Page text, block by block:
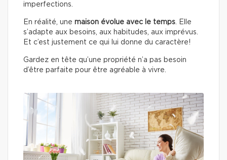
imperfections.
En réalité, une maison évolue avec le temps . Elle
s’adapte aux besoins, aux habitudes, aux imprévus.
Et c’est justement ce qui lui donne du caractère!
Gardez en tête qu’une propriété n’a pas besoin
d’être parfaite pour être agréable à vivre.